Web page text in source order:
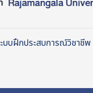
บบฝึกประสบการณ์วิชาชีพ